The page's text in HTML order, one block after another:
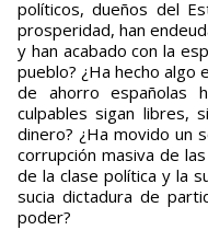
políticos, dueños del
prosperidad, han
y han acabado con la
pueblo? ¿Ha hecho algo
de ahorro españolas
culpables sigan libres,
dinero? ¿Ha movido un
corrupción masiva de
de la clase política y la
sucia dictadura de
poder?